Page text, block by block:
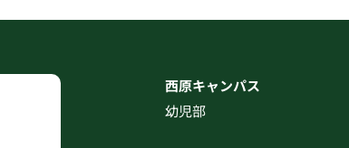
西原キャンパス
幼児部